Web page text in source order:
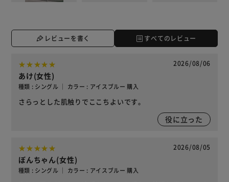
レビューを書く すべてのレビュー
2026/08/06
あけ(女性)
種類 : シングル ｜ カラー : アイスブルー 購入
さらっとした肌触りでここちよいです。
役に立った
2026/08/05
ぼんちゃん(女性)
種類 : シングル ｜ カラー : アイスブルー 購入